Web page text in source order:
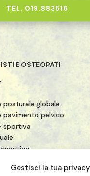
Gestisci la tua privacy
TEL. 019.883516
E OSTEOPATI
posturale globale
pavimento pelvico
sportiva